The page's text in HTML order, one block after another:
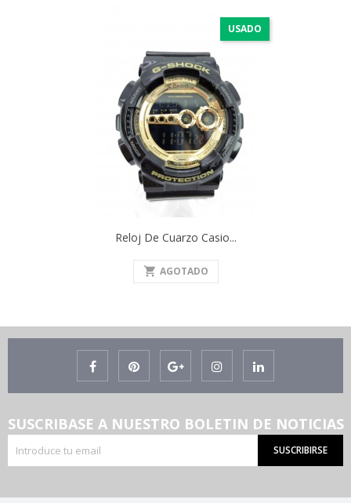
USADO
Reloj De Cuarzo Casio...
shopping_cart AGOTADO
SUSCRIBASE A NUESTRO BOLETIN DE NOTICIAS
SUSCRIBIRSE